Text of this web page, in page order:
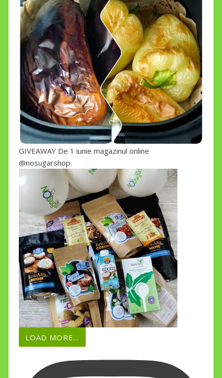
GIVEAWAY De 1 iunie magazinul online
@nosugarshop.
LOAD MORE...